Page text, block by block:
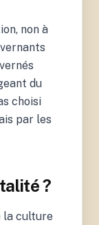
non à
du
choisi
par les
?
la culture
Allure of
Why We
Corrupt